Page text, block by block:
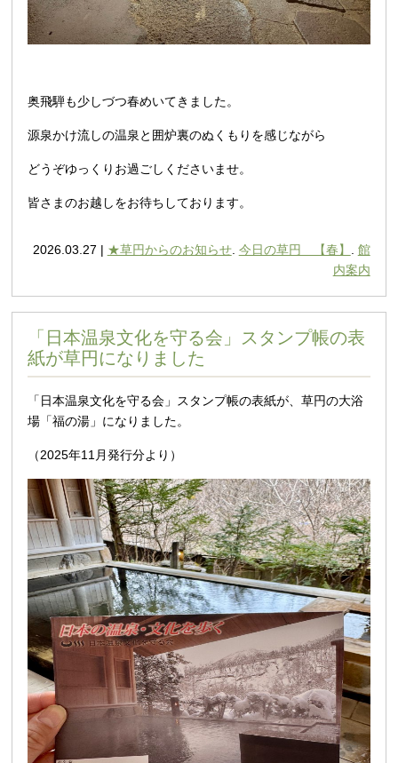
奥飛騨も少しづつ春めいてきました。
源泉かけ流しの温泉と囲炉裏のぬくもりを感じながら
どうぞゆっくりお過ごしくださいませ。
皆さまのお越しをお待ちしております。
2026.03.27 | ★草円からのお知らせ. 今日の草円 【春】 . 館
内案内
「日本温泉文化を守る会」スタンプ帳の表
紙が草円になりました
「日本温泉文化を守る会」スタンプ帳の表紙が、草円の大浴
場「福の湯」になりました。
（2025年11月発行分より）